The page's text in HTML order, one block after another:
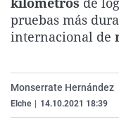
pruebas más
internacional de
Monserrate Hernández
Elche 14.10.2021 18:39